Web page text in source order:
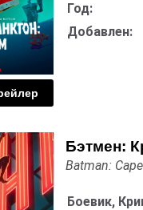
Год:
Добавлен:
Бэтмен:
Batman:
Боевик,